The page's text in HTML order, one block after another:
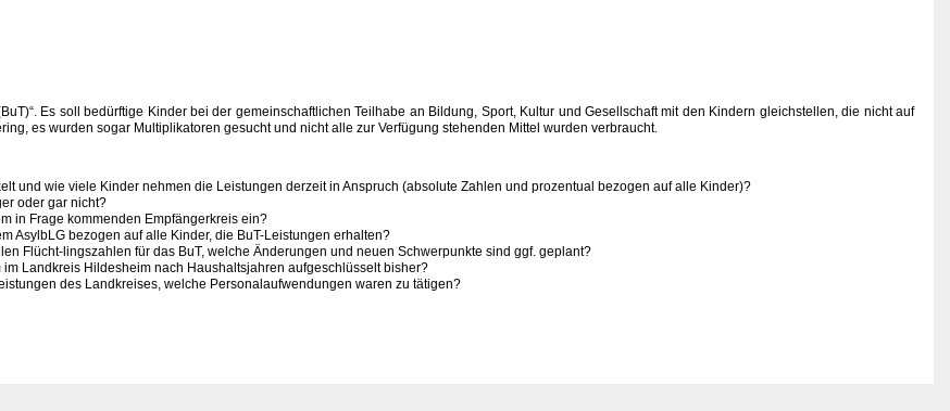
Es soll bedürftige Kinder bei der gemeinschaftlichen Teilhabe an Bildung, Sport, Kultur und Gesellschaft mit den Kindern gleichstellen, die nicht auf
es wurden sogar Multiplikatoren gesucht und nicht alle zur Verfügung stehenden Mittel wurden verbraucht.
und wie viele Kinder nehmen die Leistungen derzeit in Anspruch (absolute Zahlen und prozentual bezogen auf alle Kinder)?
oder gar nicht?
in Frage kommenden Empfängerkreis ein?
AsylbLG bezogen auf alle Kinder, die BuT-Leistungen erhalten?
Flücht-lingszahlen für das BuT, welche Änderungen und neuen Schwerpunkte sind ggf. geplant?
Landkreis Hildesheim nach Haushaltsjahren aufgeschlüsselt bisher?
des Landkreises, welche Personalaufwendungen waren zu tätigen?